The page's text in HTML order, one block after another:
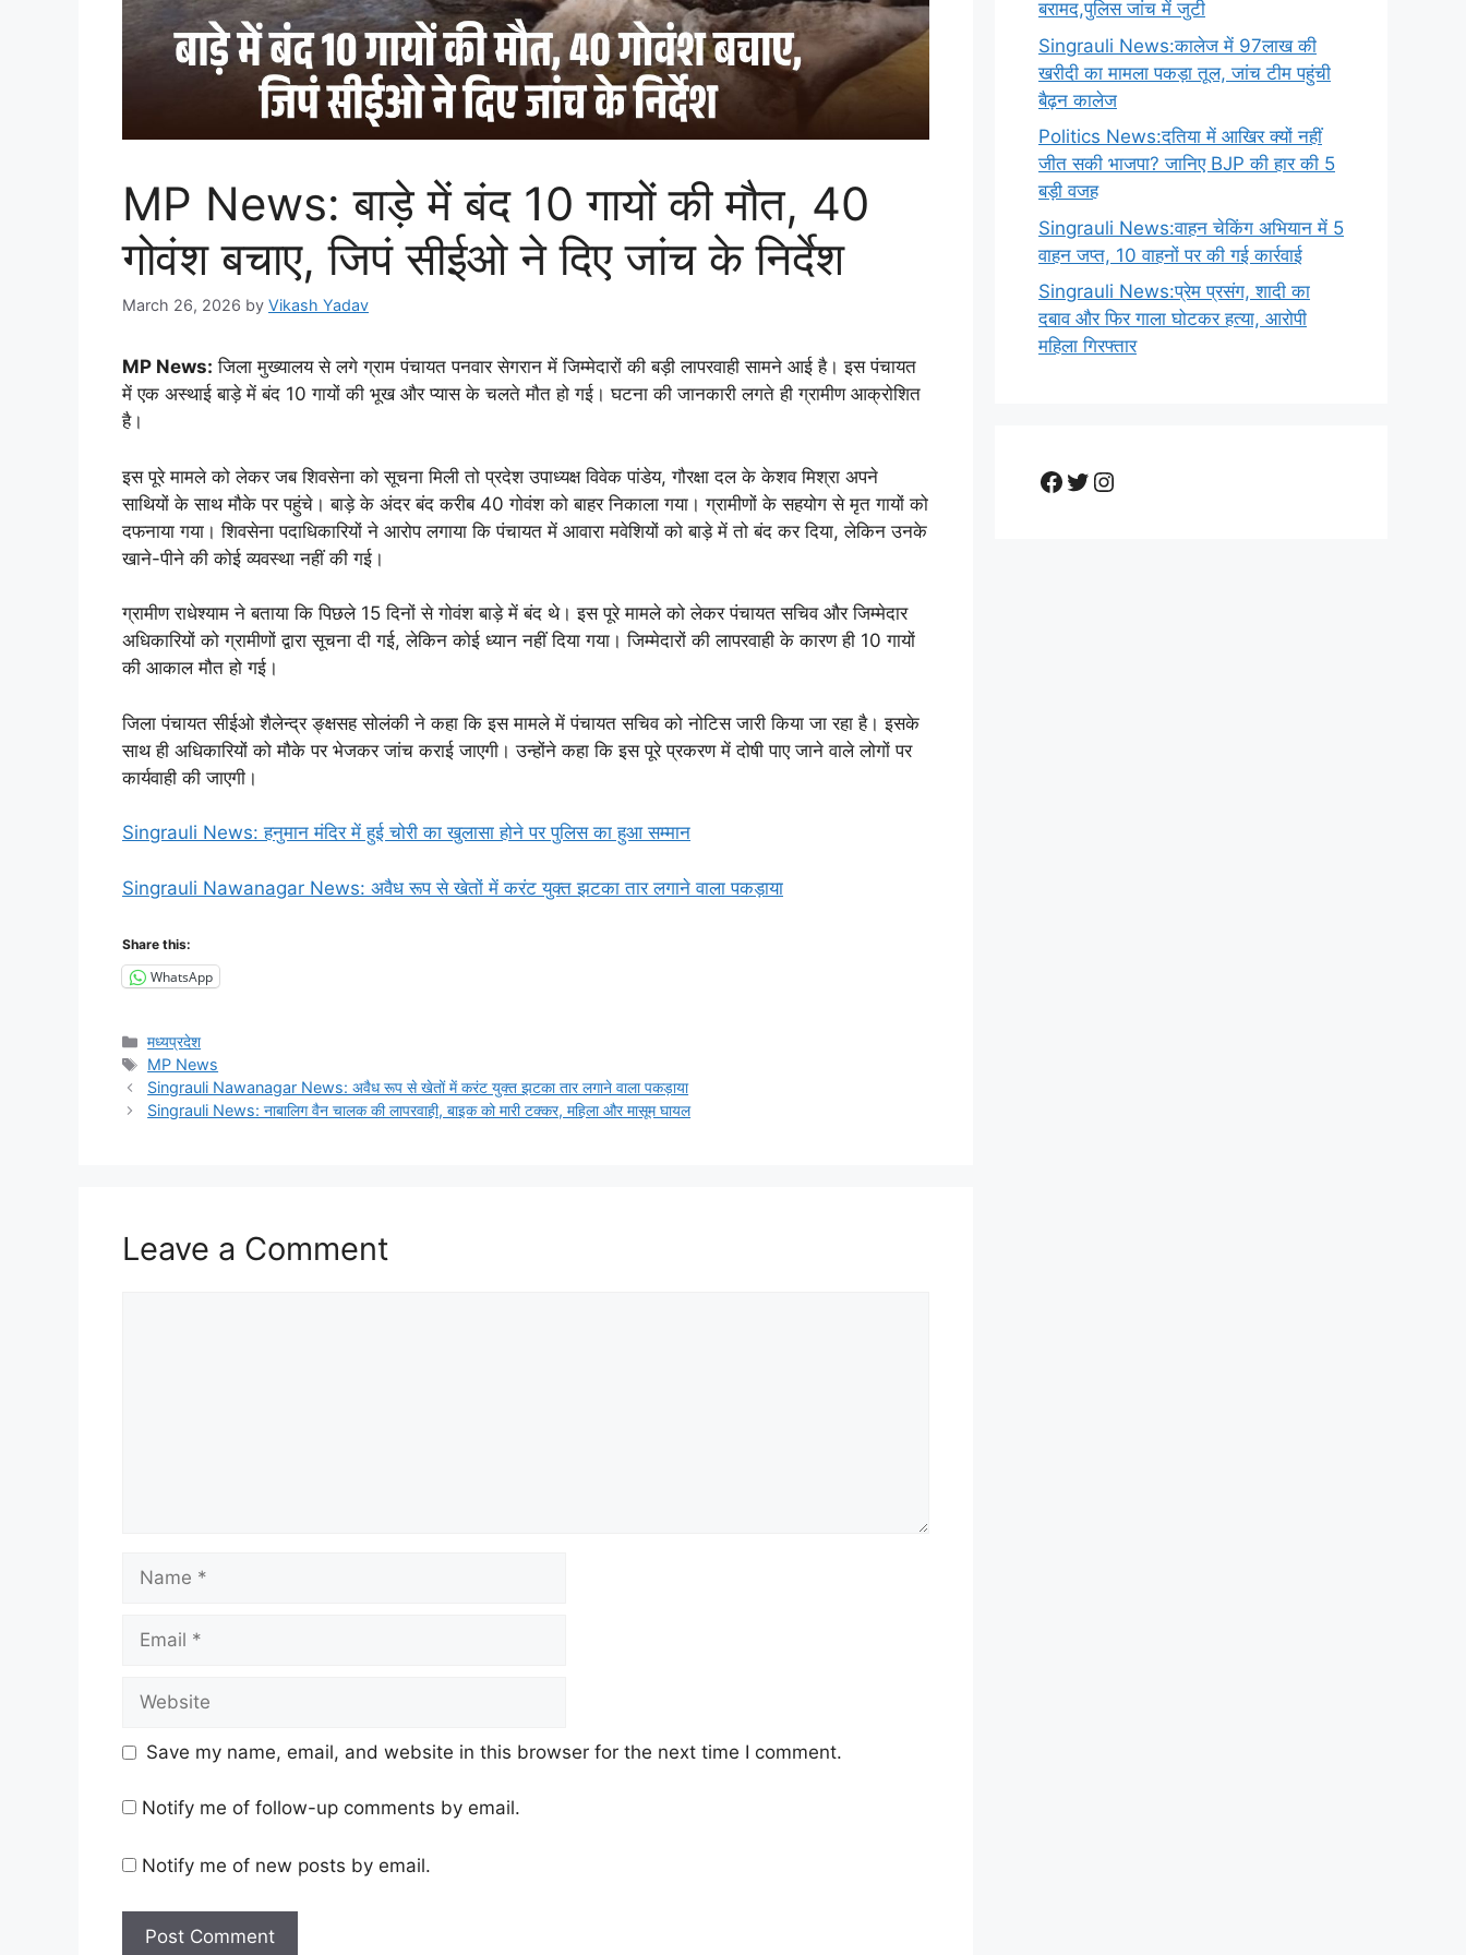
MP News: बाड़े में बंद 10 गायों की मौत, 40
गोवंश बचाए, जिपं सीईओ ने दिए जांच के निर्देश
March 26, 2026 by Vikash Yadav
MP News: जिला मुख्यालय से लगे ग्राम पंचायत पनवार सेगरान में जिम्मेदारों की बड़ी लापरवाही सामने आई है। इस पंचायत
में एक अस्थाई बाड़े में बंद 10 गायों की भूख और प्यास के चलते मौत हो गई। घटना की जानकारी लगते ही ग्रामीण आक्रोशित
है।
इस पूरे मामले को लेकर जब शिवसेना को सूचना मिली तो प्रदेश उपाध्यक्ष विवेक पांडेय, गौरक्षा दल के केशव मिश्रा अपने
साथियों के साथ मौके पर पहुंचे। बाड़े के अंदर बंद करीब 40 गोवंश को बाहर निकाला गया। ग्रामीणों के सहयोग से मृत गायों को
दफनाया गया। शिवसेना पदाधिकारियों ने आरोप लगाया कि पंचायत में आवारा मवेशियों को बाड़े में तो बंद कर दिया, लेकिन उनके
खाने-पीने की कोई व्यवस्था नहीं की गई।
ग्रामीण राधेश्याम ने बताया कि पिछले 15 दिनों से गोवंश बाड़े में बंद थे। इस पूरे मामले को लेकर पंचायत सचिव और जिम्मेदार
अधिकारियों को ग्रामीणों द्वारा सूचना दी गई, लेकिन कोई ध्यान नहीं दिया गया। जिम्मेदारों की लापरवाही के कारण ही 10 गायों
की आकाल मौत हो गई।
जिला पंचायत सीईओ शैलेन्द्र ङ्क्षसह सोलंकी ने कहा कि इस मामले में पंचायत सचिव को नोटिस जारी किया जा रहा है। इसके
साथ ही अधिकारियों को मौके पर भेजकर जांच कराई जाएगी। उन्होंने कहा कि इस पूरे प्रकरण में दोषी पाए जाने वाले लोगों पर
कार्यवाही की जाएगी।
Singrauli News: हनुमान मंदिर में हुई चोरी का खुलासा होने पर पुलिस का हुआ सम्मान
Singrauli Nawanagar News: अवैध रूप से खेतों में करंट युक्त झटका तार लगाने वाला पकड़ाया
Share this:
WhatsApp
Categories
मध्यप्रदेश
Tags
MP News
Singrauli Nawanagar News: अवैध रूप से खेतों में करंट युक्त झटका तार लगाने वाला पकड़ाया
Singrauli News: नाबालिग वैन चालक की लापरवाही, बाइक को मारी टक्कर, महिला और मासूम घायल
Leave a Comment
Name
Email
Website
Save my name, email, and website in this browser for the next time I comment.
Notify me of follow-up comments by email.
Notify me of new posts by email.
बरामद,पुलिस जांच में जुटी
Singrauli News:कालेज में 97लाख की
खरीदी का मामला पकड़ा तूल, जांच टीम पहुंची
बैढ़न कालेज
Politics News:दतिया में आखिर क्यों नहीं
जीत सकी भाजपा? जानिए BJP की हार की 5
बड़ी वजह
Singrauli News:वाहन चेकिंग अभियान में 5
वाहन जप्त, 10 वाहनों पर की गई कार्रवाई
Singrauli News:प्रेम प्रसंग, शादी का
दबाव और फिर गाला घोटकर हत्या, आरोपी
महिला गिरफ्तार
Facebook
Twitter
Instagram